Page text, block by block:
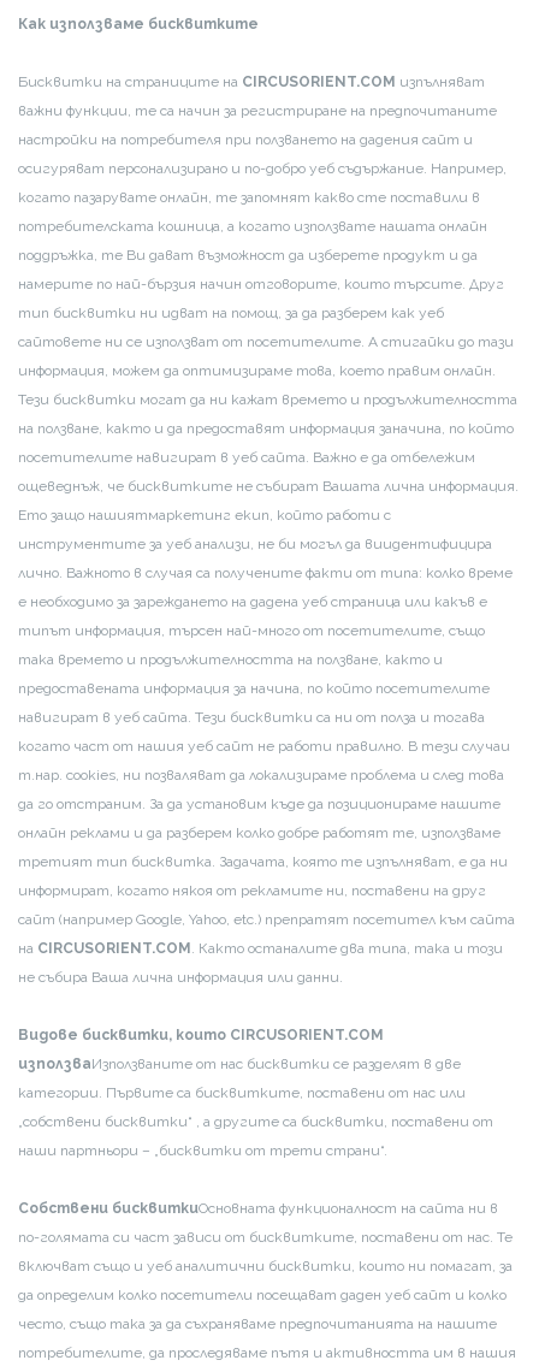
Как използваме бисквитките
Бисквитки на страниците на CIRCUSORIENT.COM изпълняват
важни функции, те са начин за регистриране на предпочитаните
настройки на потребителя при ползването на дадения сайт и
осигуряват персонализирано и по-добро уеб съдържание. Например,
когато пазарувате онлайн, те запомнят какво сте поставили в
потребителската кошница, а когато използвате нашата онлайн
поддръжка, те Ви дават възможност да изберете продукт и да
намерите по най-бързия начин отговорите, които търсите. Друг
тип бисквитки ни идват на помощ, за да разберем как уеб
сайтовете ни се използват от посетителите. А стигайки до тази
информация, можем да оптимизираме това, което правим онлайн.
Тези бисквитки могат да ни кажат времето и продължителността
на ползване, както и да предоставят информация заначина, по който
посетителите навигират в уеб сайта. Важно е да отбележим
ощеведнъж, че бисквитките не събират Вашата лична информация.
Ето защо нашиятмаркетинг екип, който работи с
инструментите за уеб анализи, не би могъл да виидентифицира
лично. Важното в случая са получените факти от типа: колко време
е необходимо за зареждането на дадена уеб страница или какъв е
типът информация, търсен най-много от посетителите, също
така времето и продължителността на ползване, както и
предоставената информация за начина, по който посетителите
навигират в уеб сайта. Тези бисквитки са ни от полза и тогава
когато част от нашия уеб сайт не работи правилно. В тези случаи
т.нар. cookies, ни позваляват да локализираме проблема и след това
да го отстраним. За да установим къде да позиционираме нашите
онлайн реклами и да разберем колко добре работят те, използваме
третият тип бисквитка. Задачата, която те изпълняват, е да ни
информират, когато някоя от рекламите ни, поставени на друг
сайт (например Google, Yahoo, etc.) препратят посетител към сайта
на CIRCUSORIENT.COM. Както останалите два типа, така и този
не събира Ваша лична информация или данни.
Видове бисквитки, които CIRCUSORIENT.COM
използваИзползваните от нас бисквитки се разделят в две
категории. Първите са бисквитките, поставени от нас или
„собствени бисквитки“ , а другите са бисквитки, поставени от
наши партньори – „бисквитки от трети страни“.
Собствени бисквиткиОсновната функционалност на сайта ни в
по-голямата си част зависи от бисквитките, поставени от нас. Те
включват също и уеб аналитични бисквитки, които ни помагат, за
да определим колко посетители посещават даден уеб сайт и колко
често, също така за да съхраняваме предпочитанията на нашите
потребителите, да проследяваме пътя и активността им в нашия